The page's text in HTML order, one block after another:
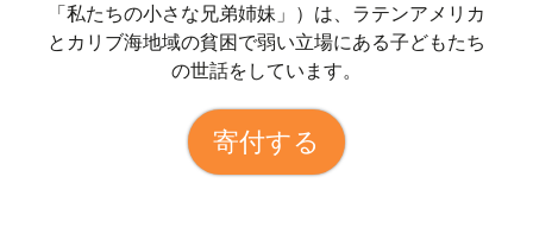
「私たちの小さな兄弟姉妹」）は、ラテンアメリカ
とカリブ海地域の貧困で弱い立場にある子どもたち
の世話をしています。
寄付する